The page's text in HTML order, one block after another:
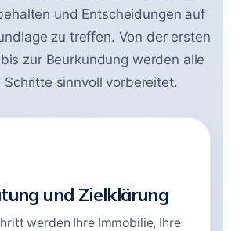
und Entscheidungen auf
zu treffen. Von der ersten
zur Beurkundung werden alle
Schritte sinnvoll vorbereitet.
und Zielklärung
werden Ihre Immobilie, Ihre